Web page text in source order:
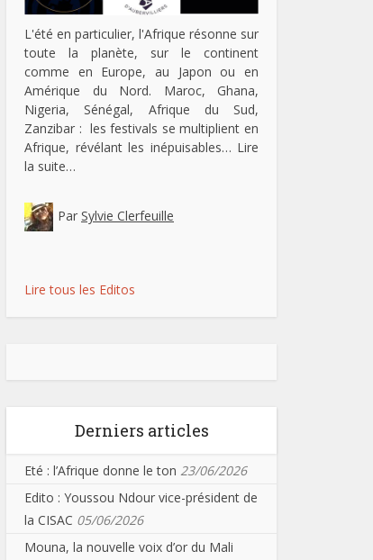
L'été en particulier, l'Afrique résonne sur
toute la planète, sur le continent
comme en Europe, au Japon ou en
Amérique du Nord. Maroc, Ghana,
Nigeria, Sénégal, Afrique du Sud,
Zanzibar : les festivals se multiplient en
Afrique, révélant les inépuisables… Lire
la suite…
Par Sylvie Clerfeuille
Lire tous les Editos
Derniers articles
Eté : l’Afrique donne le ton 23/06/2026
Edito : Youssou Ndour vice-président de
la CISAC 05/06/2026
Mouna, la nouvelle voix d’or du Mali